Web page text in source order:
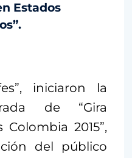
Estados
iniciaron la
de “Gira
2015”,
del público